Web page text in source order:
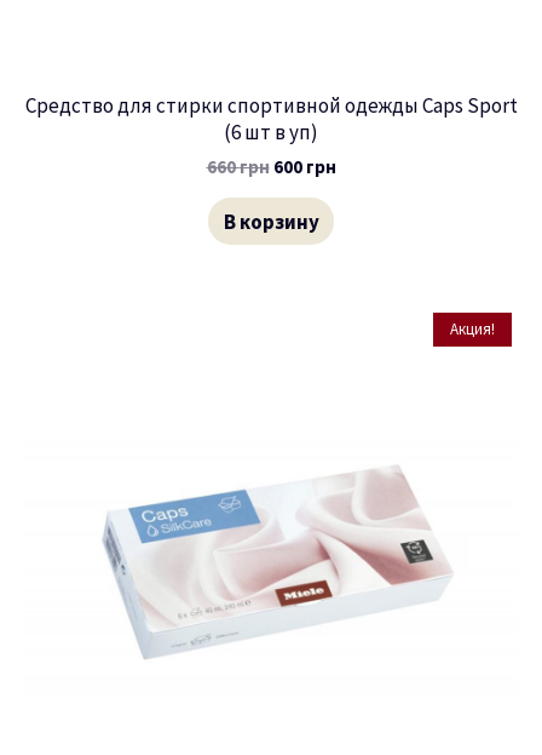
Средство для стирки спортивной одежды Caps Sport
(6 шт в уп)
660грн 600 грн
В корзину
Акция!